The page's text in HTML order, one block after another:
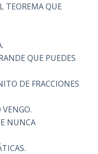
TEOREMA QUE
QUE PUEDES
DE FRACCIONES
NUNCA